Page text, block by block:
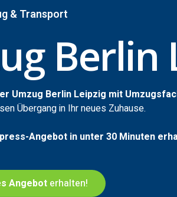
& Transport
Berlin
Umzug Berlin Leipzig mit
Übergang in Ihr neues Zuhause.
Angebot in unter 30 Minuten
Angebot erhalten!